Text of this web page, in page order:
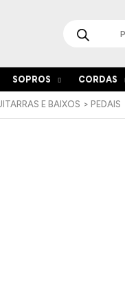
search
SOPROS CORDAS
E BAIXOS PEDAIS